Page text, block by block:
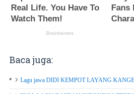
Baca juga:
Lagu jawa DIDI KEMPOT LAYANG